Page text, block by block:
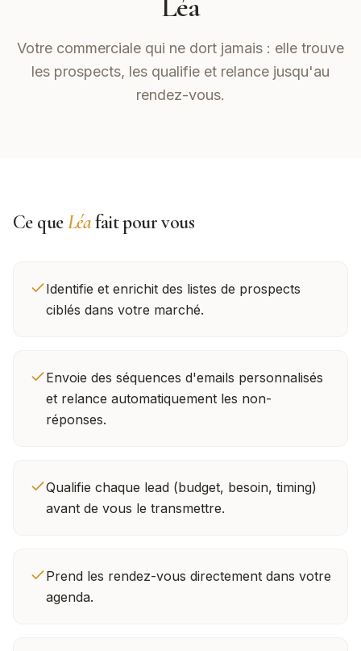
Votre commerciale qui ne dort jamais : elle trouve
les prospects, les qualifie et relance jusqu'au
rendez-vous.
Ce queLéafait pour vous
Identifie et enrichit des listes de prospects
ciblés dans votre marché.
Envoie des séquences d'emails personnalisés
et relance automatiquement les non-
réponses.
Qualifie chaque lead (budget, besoin, timing)
avant de vous le transmettre.
Prend les rendez-vous directement dans votre
agenda.